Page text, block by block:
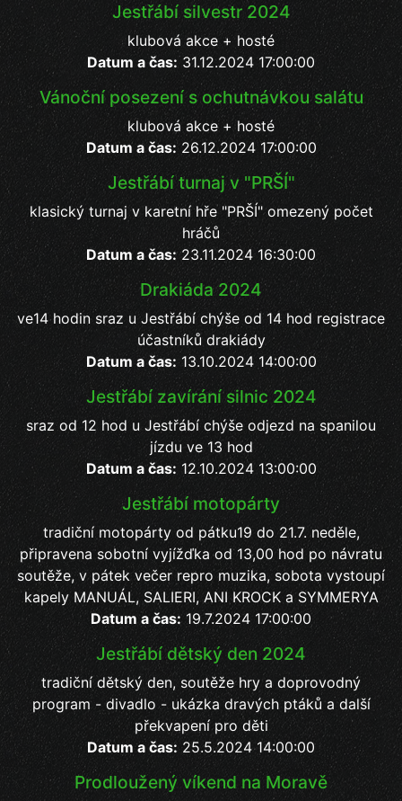
Jestřábí silvestr 2024
klubová akce + hosté
Datum a čas:31.12.2024 17:00:00
Vánoční posezení s ochutnávkou salátu
klubová akce + hosté
Datum a čas:26.12.2024 17:00:00
Jestřábí turnaj v "PRŠÍ"
klasický turnaj v karetní hře "PRŠÍ" omezený počet
hráčů
Datum a čas:23.11.2024 16:30:00
Drakiáda 2024
ve14 hodin sraz u Jestřábí chýše od 14 hod registrace
účastníků drakiády
Datum a čas:13.10.2024 14:00:00
Jestřábí zavírání silnic 2024
sraz od 12 hod u Jestřábí chýše odjezd na spanilou
jízdu ve 13 hod
Datum a čas: 12.10.2024 13:00:00
Jestřábí motopárty
tradiční motopárty od pátku19 do 21.7. neděle,
připravena sobotní vyjížďka od 13,00 hod po návratu
soutěže, v pátek večer repro muzika, sobota vystoupí
kapely MANUÁL, SALIERI, ANI KROCK a SYMMERYA
Datum a čas: 19.7.2024 17:00:00
Jestřábí dětský den 2024
tradiční dětský den, soutěže hry a doprovodný
program - divadlo - ukázka dravých ptáků a další
překvapení pro děti
Datum a čas: 25.5.2024 14:00:00
Prodloužený víkend na Moravě